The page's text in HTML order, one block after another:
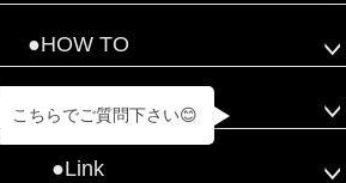
●HOW TO
●コンテンツ
●Link
こちらでご質問下さい😊